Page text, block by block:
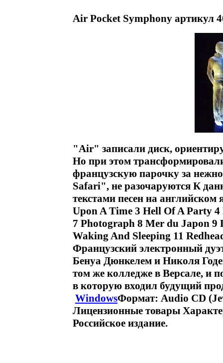
Air Pocket Symphony артикул
"Air" записали диск,
Но при этом
французскую парочку за
Safari", не разочаруются К
текстами песен на
Upon A Time 3 Hell Of A Party
7 Photograph 8 Mer du Japon 9
Waking And Sleeping 11
Французский электронный
Бенуа Дюнкелем и Николя
том же колледже в Версале, и
в которую входил будущий
WindowsФормат: Audio CD
Лицензионные товары
Российское издание.